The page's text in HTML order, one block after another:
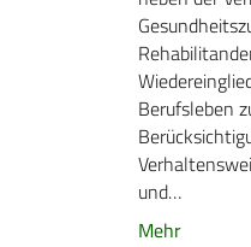
Berufsleben
und…
Mehr